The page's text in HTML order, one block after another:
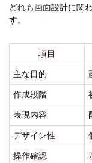
どれも画面設計に関
す。
項目
主な目的
作成段階
表現内容
デザイン性
操作確認